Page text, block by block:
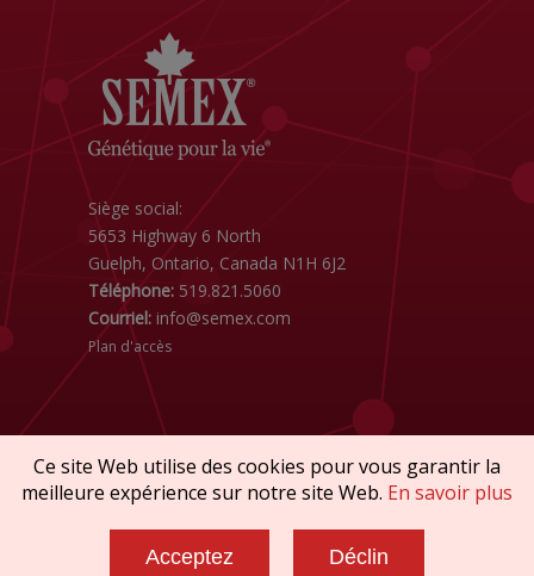
Siège social:
5653 Highway 6 North
Guelph, Ontario, Canada N1H 6J2
Téléphone: 519.821.5060
Courriel: info@semex.com
Plan d'accès
Droit d'auteur © 2026 SEMEX. Tous droits
Politiques et Conformité
Ce site Web utilise des cookies pour vous garantir la
meilleure expérience sur notre site Web. En savoir plus
Acceptez Déclin